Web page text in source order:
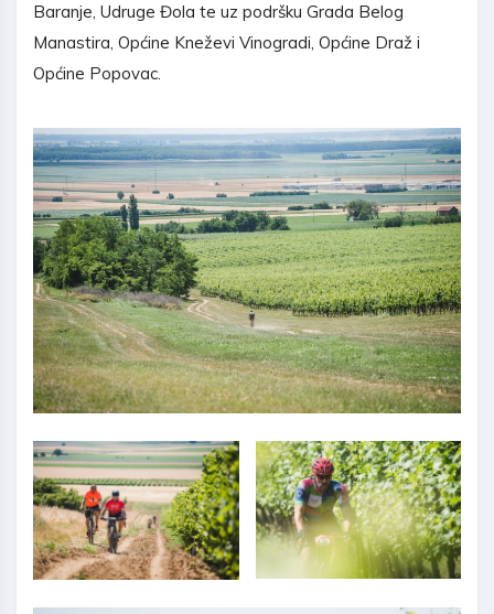
Baranje, Udruge Đola te uz podršku Grada Belog
Manastira, Općine Kneževi Vinogradi, Općine Draž i
Općine Popovac.